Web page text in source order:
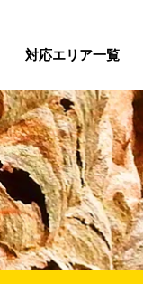
対応エリア一覧